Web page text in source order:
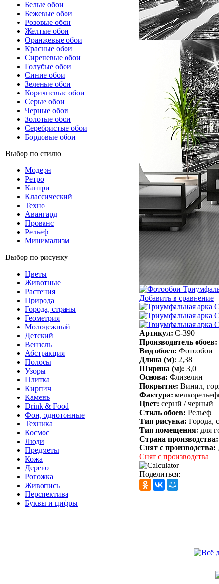
Белые обои
Бежевые обои
Розовые обои
Желтые обои
Оранжевые обои
Красные обои
Сиреневые обои
Голубые обои
Синие обои
Зеленые обои
Коричневые обои
Серые обои
Черные обои
Золотые обои
Серебристые обои
Бордовые обои
Выбор по стилю
Модерн
Ретро
Кантри
Классический
Техно
Авангард
Прованс
Рельеф
Минимализм
Выбор по рисунку
Цветы
Животные
Растения
Природа
Города, страны
Геометрия
Молодежный
Детский
Вензель
Абстракция
Полосы
Узоры
Плитка
Кирпич
Камень
Drink & Food
Фон, однотонные
Техника
Космос
Люди
Предметы
Кожа
Дерево
Рогожка
Живопись
Перспектива
Буквы и цифры
Добавить в сравнение
Артикул: C-390
Производитель обоев:
Вид обоев: Фотообои
Длина (м): 2,38
Ширина (м): 3,0
Основа: Флизелин
Покрытие: Винил,
Фактура:
Цвет: серый / черный
Стиль обоев: Рельеф
Тип рисунка: Города,
Тип помещения: для
Страна
Снят с производства:
Снят с производства
Поделиться: